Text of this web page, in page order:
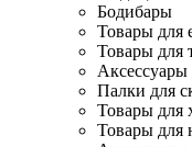
Бодибары
Товары для
Товары для
Палки для
Товары для
Товары для